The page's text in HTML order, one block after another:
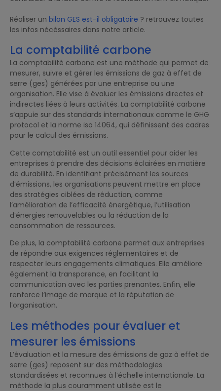
Réaliser un bilan GES est-il obligatoire ? retrouvez toutes
les infos nécéssaires dans notre article.
La comptabilité carbone
La comptabilité carbone est une méthode qui permet de
mesurer, suivre et gérer les émissions de gaz à effet de
serre (ges) générées par une entreprise ou une
organisation. Elle vise à évaluer les émissions directes et
indirectes liées à leurs activités. La comptabilité carbone
s’appuie sur des standards internationaux comme le GHG
protocol et la norme iso 14064, qui définissent des cadres
pour le calcul des émissions.
Cette comptabilité est un outil essentiel pour aider les
entreprises à prendre des décisions éclairées en matière
de durabilité. En identifiant précisément les sources
d’émissions, les organisations peuvent mettre en place
des stratégies ciblées de réduction, comme
l’amélioration de l’efficacité énergétique, l’utilisation
d’énergies renouvelables ou la réduction de la
consommation de ressources.
De plus, la comptabilité carbone permet aux entreprises
de répondre aux exigences réglementaires et de
respecter leurs engagements climatiques. Elle améliore
également la transparence, en facilitant la
communication avec les parties prenantes. Enfin, elle
renforce l’image de marque et la réputation de
l’organisation.
Les méthodes pour évaluer et
mesurer les émissions
L’évaluation et la mesure des émissions de gaz à effet de
serre (ges) reposent sur des méthodologies
standardisées et reconnues à l’échelle internationale. La
méthode la plus couramment utilisée est le